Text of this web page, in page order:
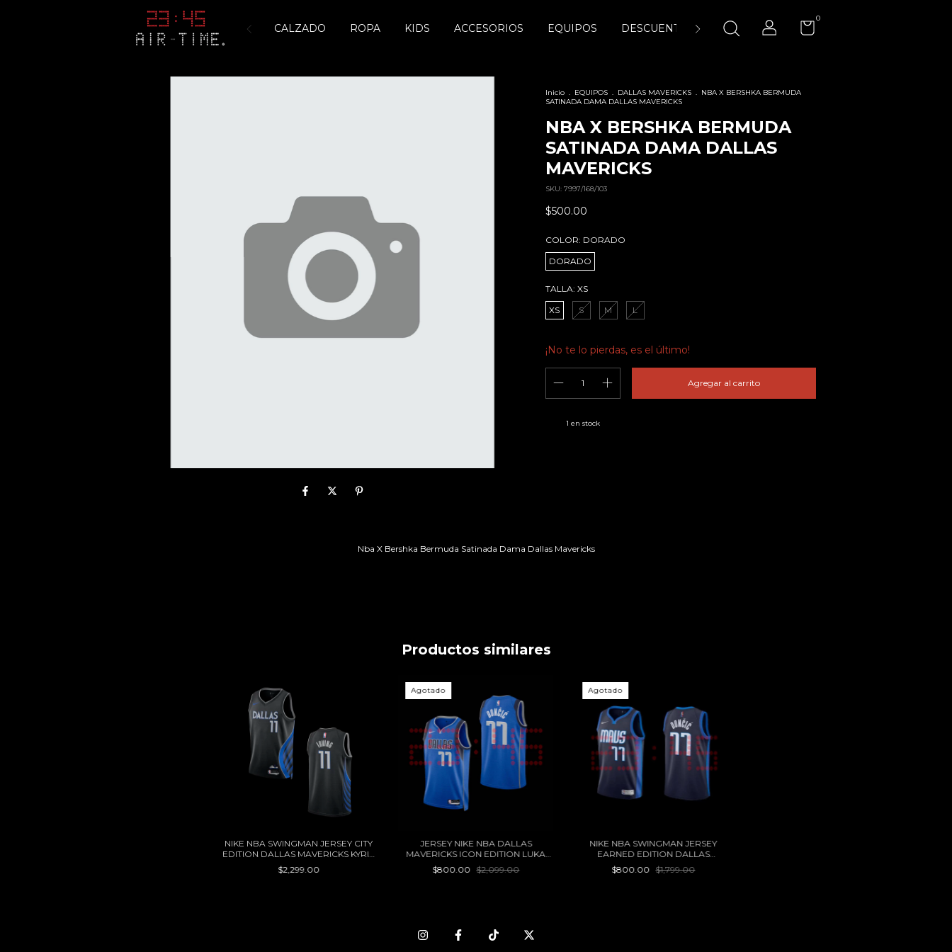
CALZADO ROPA KIDS ACCESORIOS EQUIPOS DESCUENTOS ENCUÉNTRANOS
0
Inicio . EQUIPOS . DALLAS MAVERICKS . NBA X BERSHKA BERMUDA
SATINADA DAMA DALLAS MAVERICKS
NBA X BERSHKA BERMUDA
SATINADA DAMA DALLAS
MAVERICKS
SKU: 7997/168/103
$500.00
COLOR: DORADO
DORADO
TALLA: XS
XS
S M L
¡No te lo pierdas, es el último!
1 en stock
Nba X Bershka Bermuda Satinada Dama Dallas Mavericks
Productos similares
NIKE NBA SWINGMAN JERSEY CITY
EDITION DALLAS MAVERICKS KYRIE
IRVING
$2,299.00
Agotado
JERSEY NIKE NBA DALLAS
MAVERICKS ICON EDITION LUKA
DONCIC 22/23
$800.00 $2,099.00
Agotado
NIKE NBA SWINGMAN JERSEY
EARNED EDITION DALLAS
MAVERICKS LUKA DONCIC
$800.00 $1,799.00